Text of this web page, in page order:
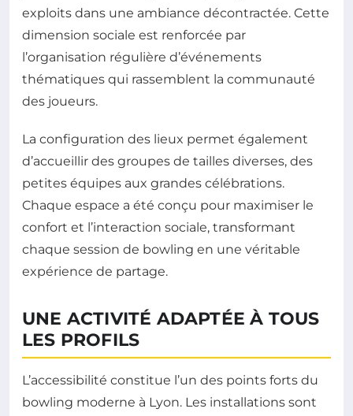
exploits dans une ambiance décontractée. Cette
dimension sociale est renforcée par
l’organisation régulière d’événements
thématiques qui rassemblent la communauté
des joueurs.
La configuration des lieux permet également
d’accueillir des groupes de tailles diverses, des
petites équipes aux grandes célébrations.
Chaque espace a été conçu pour maximiser le
confort et l’interaction sociale, transformant
chaque session de bowling en une véritable
expérience de partage.
UNE ACTIVITÉ ADAPTÉE À TOUS
LES PROFILS
L’accessibilité constitue l’un des points forts du
bowling moderne à Lyon. Les installations sont